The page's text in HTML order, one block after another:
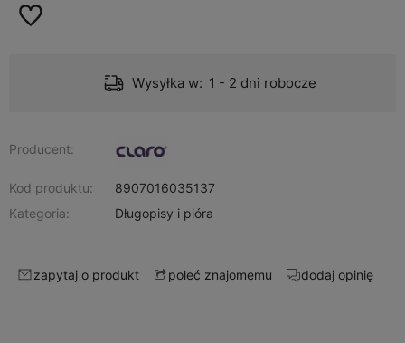
Wysyłka w: 1 - 2 dni robocze
Producent:
Kod produktu:
8907016035137
Kategoria:
Długopisy i pióra
zapytaj o produkt poleć znajomemu dodaj opinię